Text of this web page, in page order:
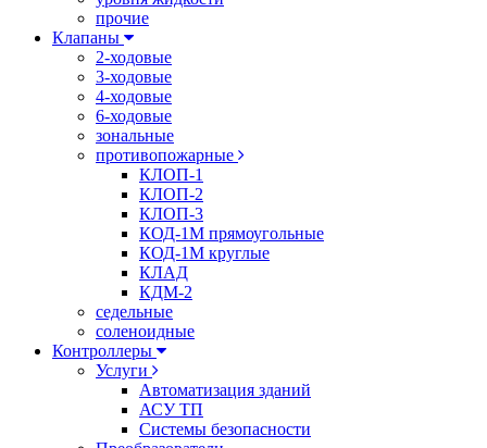
прочие
Клапаны
2-ходовые
3-ходовые
4-ходовые
6-ходовые
зональные
противопожарные
КЛОП-1
КЛОП-2
КЛОП-3
КОД-1М прямоугольные
КОД-1М круглые
КЛАД
КДМ-2
седельные
соленоидные
Контроллеры
Услуги
Автоматизация зданий
АСУ ТП
Системы безопасности